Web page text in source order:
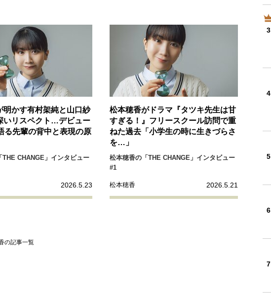
リーダーの流儀 次世代へのバトン
重圧との向き合い方 20代の現在地
40代からの景色 50代のリアル 美しさの哲学 パートナーとの歩み方
病が教えてくれたこと
移住という選択 熱狂できるもの
一生モノの愛用品
私を彩るエッセンス
60代のネクストステージ 70代のグランドデザイン
地域とつながる/お金との付き合い方
明かす有村架純と山口紗
いリスペクト…デビュー
る先輩の背中と表現の原
THE CHANGE」インタビュー
2026.5.23
松本穂香がドラマ『タツキ先生は甘
すぎる！』フリースクール訪問で重
ねた過去「小学生の時に生きづらさ
を…」
松本穂香の「THE CHANGE」インタビュー
#1
松本穂香 2026.5.21
の記事一覧
3
4
5
6
7